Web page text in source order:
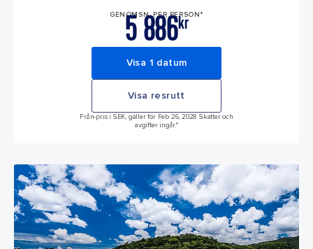
GENOMSN. PER PERSON*
kr
5 886
Visa 1 datum
Visa resrutt
Från-pris i SEK, gäller för Feb 26, 2028 Skatter och
avgifter ingår.*